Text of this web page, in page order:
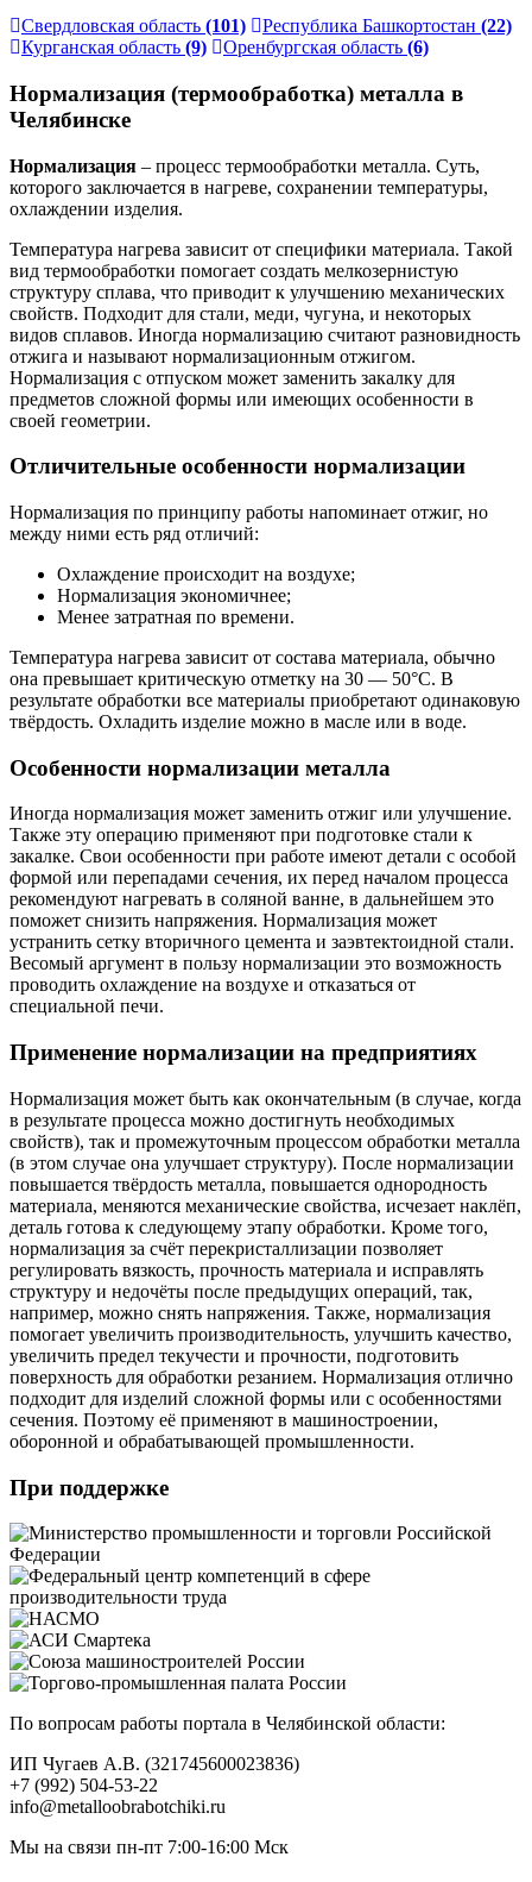
Свердловская область (101) Республика Башкортостан (22)
Курганская область (9) Оренбургская область (6)
Нормализация (термообработка) металла в
Челябинске
Нормализация – процесс термообработки металла. Суть,
которого заключается в нагреве, сохранении температуры,
охлаждении изделия.
Температура нагрева зависит от специфики материала. Такой
вид термообработки помогает создать мелкозернистую
структуру сплава, что приводит к улучшению механических
свойств. Подходит для стали, меди, чугуна, и некоторых
видов сплавов. Иногда нормализацию считают разновидность
отжига и называют нормализационным отжигом.
Нормализация с отпуском может заменить закалку для
предметов сложной формы или имеющих особенности в
своей геометрии.
Отличительные особенности нормализации
Нормализация по принципу работы напоминает отжиг, но
между ними есть ряд отличий:
Охлаждение происходит на воздухе;
Нормализация экономичнее;
Менее затратная по времени.
Температура нагрева зависит от состава материала, обычно
она превышает критическую отметку на 30 — 50°С. В
результате обработки все материалы приобретают одинаковую
твёрдость. Охладить изделие можно в масле или в воде.
Особенности нормализации металла
Иногда нормализация может заменить отжиг или улучшение.
Также эту операцию применяют при подготовке стали к
закалке. Свои особенности при работе имеют детали с особой
формой или перепадами сечения, их перед началом процесса
рекомендуют нагревать в соляной ванне, в дальнейшем это
поможет снизить напряжения. Нормализация может
устранить сетку вторичного цемента и заэвтектоидной стали.
Весомый аргумент в пользу нормализации это возможность
проводить охлаждение на воздухе и отказаться от
специальной печи.
Применение нормализации на предприятиях
Нормализация может быть как окончательным (в случае, когда
в результате процесса можно достигнуть необходимых
свойств), так и промежуточным процессом обработки металла
(в этом случае она улучшает структуру). После нормализации
повышается твёрдость металла, повышается однородность
материала, меняются механические свойства, исчезает наклёп,
деталь готова к следующему этапу обработки. Кроме того,
нормализация за счёт перекристаллизации позволяет
регулировать вязкость, прочность материала и исправлять
структуру и недочёты после предыдущих операций, так,
например, можно снять напряжения. Также, нормализация
помогает увеличить производительность, улучшить качество,
увеличить предел текучести и прочности, подготовить
поверхность для обработки резанием. Нормализация отлично
подходит для изделий сложной формы или с особенностями
сечения. Поэтому её применяют в машиностроении,
оборонной и обрабатывающей промышленности.
При поддержке
По вопросам работы портала в Челябинской области:
ИП Чугаев А.В. (321745600023836)
+7 (992) 504-53-22
info@metalloobrabotchiki.ru
Мы на связи пн-пт 7:00-16:00 Мск